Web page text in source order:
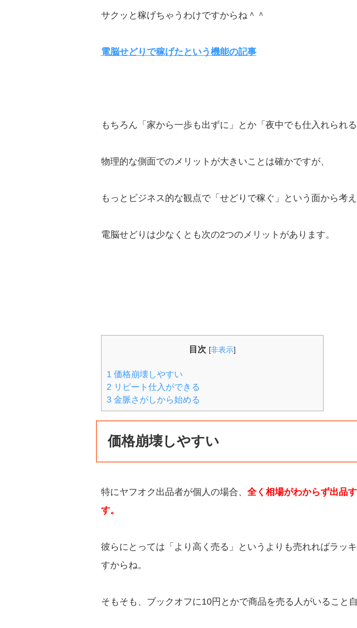
サクッと稼げちゃうわけですからね＾＾
電脳せどりで稼げたという機能の記事
もちろん「家から一歩も出ずに」とか「夜中でも仕入れられ
物理的な側面でのメリットが大きいことは確かですが、
もっとビジネス的な観点で「せどりで稼ぐ」という面から考え
電脳せどりは少なくとも次の2つのメリットがあります。
目次 [非表示]
1価格崩壊しやすい
2リピート仕入ができる
3金脈さがしから始める
価格崩壊しやすい
特にヤフオク出品者が個人の場合、 全く相場がわからず出品
す。
彼らにとっては「より高く売る」というよりも売れればラッ
すからね。
そもそも、ブックオフに10円とかで商品を売る人がいること自